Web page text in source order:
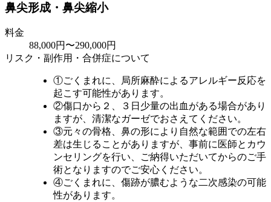
鼻尖形成・鼻尖縮小
料金
88,000円〜290,000円
リスク・副作用・合併症について
①ごくまれに、局所麻酔によるアレルギー反応を
起こす可能性があります。
②傷口から２、３日少量の出血がある場合があり
ますが、清潔なガーゼでおさえてください。
③元々の骨格、鼻の形により自然な範囲での左右
差は生じることがありますが、事前に医師とカウ
ンセリングを行い、ご納得いただいてからのご手
術となりますのでご安心ください。
④ごくまれに、傷跡が膿むような二次感染の可能
性があります。